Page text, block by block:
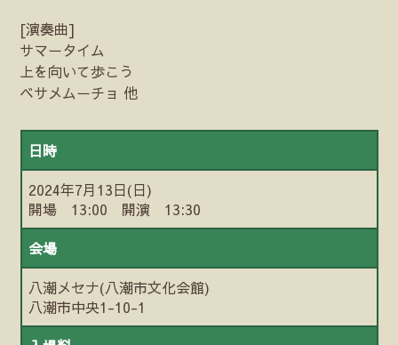
[演奏曲]
サマータイム
上を向いて歩こう
ベサメムーチョ 他
日時
2024年7月13日(日)
開場 13:00 開演 13:30
会場
八潮メセナ(八潮市文化会館)
八潮市中央1-10-1